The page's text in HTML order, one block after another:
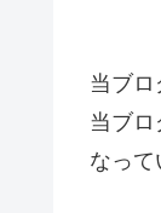
当ブロ
当ブロ
なって